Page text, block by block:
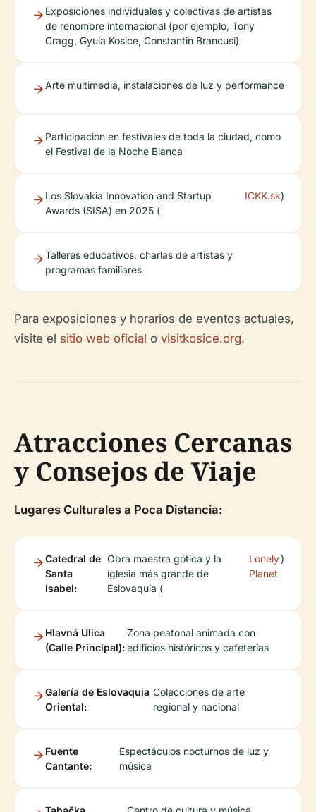
Exposiciones individuales y colectivas de artistas
de renombre internacional (por ejemplo, Tony
Cragg, Gyula Kosice, Constantin Brancusi)
Arte multimedia, instalaciones de luz y performance
Participación en festivales de toda la ciudad, como
el Festival de la Noche Blanca
Los Slovakia Innovation and Startup
Awards (SISA) en 2025 (
ICKK.sk)
Talleres educativos, charlas de artistas y
programas familiares
Para exposiciones y horarios de eventos actuales,
visite el sitio web oficial o visitkosice.org.
Atracciones Cercanas
y Consejos de Viaje
Lugares Culturales a Poca Distancia:
Catedral de
Santa
Isabel:
Obra maestra gótica y la
iglesia más grande de
Eslovaquia (
Lonely
Planet
)
Hlavná Ulica
(Calle Principal):
Zona peatonal animada con
edificios históricos y cafeterías
Galería de Eslovaquia
Oriental:
Colecciones de arte
regional y nacional
Fuente
Cantante:
Espectáculos nocturnos de luz y
música